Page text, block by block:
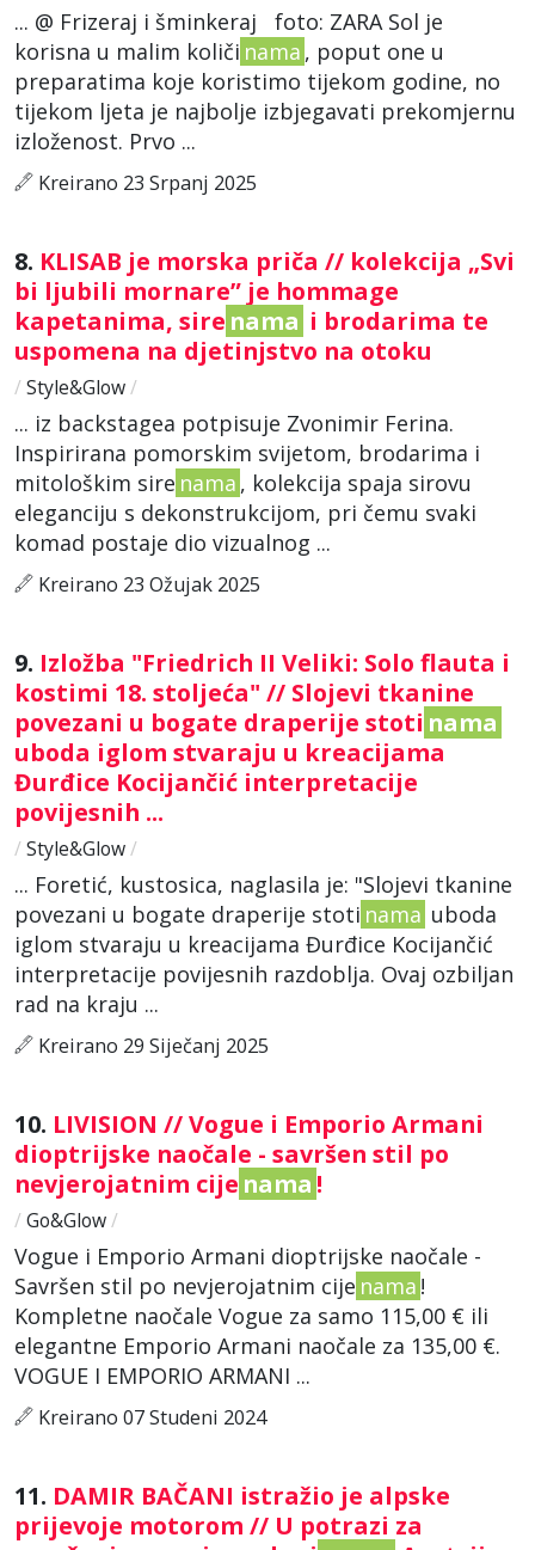
... @ Frizeraj i šminkeraj foto: ZARA Sol je
korisna u malim količi nama , poput one u
preparatima koje koristimo tijekom godine, no
tijekom ljeta je najbolje izbjegavati prekomjernu
izloženost. Prvo ...
Kreirano 23 Srpanj 2025
8. KLISAB je morska priča // kolekcija „Svi
bi ljubili mornare” je hommage
kapetanima, sire nama i brodarima te
uspomena na djetinjstvo na otoku
/ Style&Glow/
... iz backstagea potpisuje Zvonimir Ferina.
Inspirirana pomorskim svijetom, brodarima i
mitološkim sire nama , kolekcija spaja sirovu
eleganciju s dekonstrukcijom, pri čemu svaki
komad postaje dio vizualnog ...
Kreirano 23 Ožujak 2025
9. Izložba "Friedrich II Veliki: Solo flauta i
kostimi 18. stoljeća" // Slojevi tkanine
povezani u bogate draperije stoti nama
uboda iglom stvaraju u kreacijama
Đurđice Kocijančić interpretacije
povijesnih ...
/ Style&Glow/
... Foretić, kustosica, naglasila je: "Slojevi tkanine
povezani u bogate draperije stoti nama uboda
iglom stvaraju u kreacijama Đurđice Kocijančić
interpretacije povijesnih razdoblja. Ovaj ozbiljan
rad na kraju ...
Kreirano 29 Siječanj 2025
10. LIVISION // Vogue i Emporio Armani
dioptrijske naočale - savršen stil po
nevjerojatnim cije nama !
/ Go&Glow/
Vogue i Emporio Armani dioptrijske naočale -
Savršen stil po nevjerojatnim cije nama !
Kompletne naočale Vogue za samo 115,00 € ili
elegantne Emporio Armani naočale za 135,00 €.
VOGUE I EMPORIO ARMANI ...
Kreirano 07 Studeni 2024
11. DAMIR BAČANI istražio je alpske
prijevoje motorom // U potrazi za